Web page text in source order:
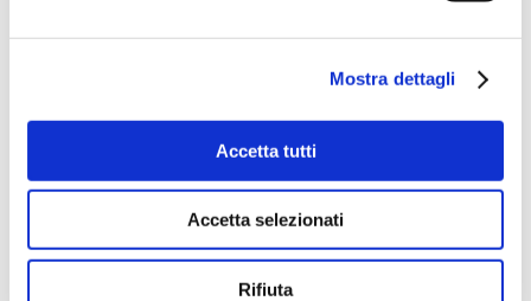
Mostra dettagli
Accetta tutti
Accetta selezionati
Rifiuta